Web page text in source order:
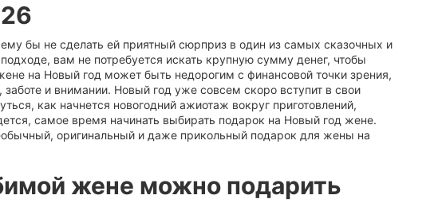
бы не сделать ей приятный сюрприз в один из самых сказочных и
вам не потребуется искать крупную сумму денег, чтобы
на Новый год может быть недорогим с финансовой точки зрения,
и внимании. Новый год уже совсем скоро вступит в свои
как начнется новогодний ажиотаж вокруг приготовлений,
самое время начинать выбирать подарок на Новый год жене.
оригинальный и даже прикольный подарок для жены на
жене можно подарить